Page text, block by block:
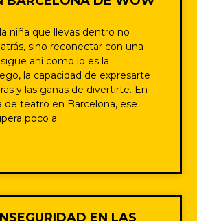
niña que llevas dentro no
sino reconectar con una
ahí como lo es la
la capacidad de expresarte
y las ganas de divertirte. En
de teatro en Barcelona, ese
poco a
EN LAS